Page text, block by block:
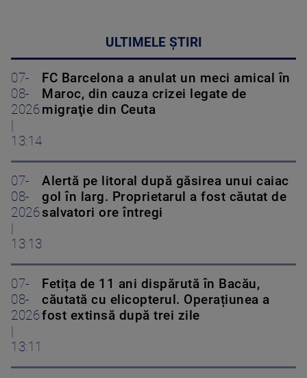
ULTIMELE ȘTIRI
07-
08-
2026
|
13:14
FC Barcelona a anulat un meci amical în
Maroc, din cauza crizei legate de
migraţie din Ceuta
07-
08-
2026
|
13:13
Alertă pe litoral după găsirea unui caiac
gol în larg. Proprietarul a fost căutat de
salvatori ore întregi
07-
08-
2026
|
13:11
Fetița de 11 ani dispărută în Bacău,
căutată cu elicopterul. Operațiunea a
fost extinsă după trei zile